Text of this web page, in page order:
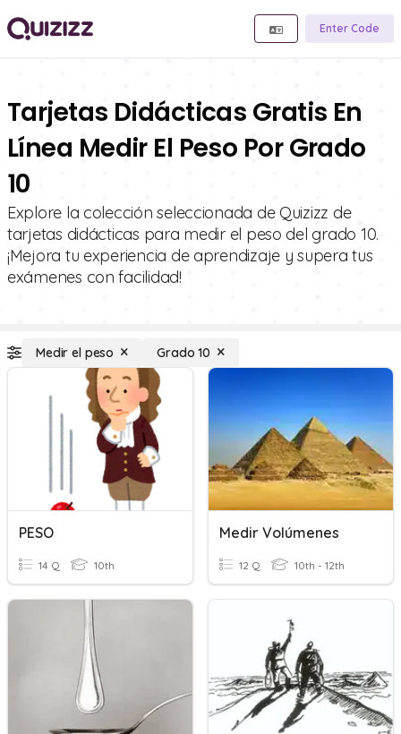
Enter Code
Tarjetas Didácticas Gratis En
Línea Medir El Peso Por Grado
10
Explore la colección seleccionada de Quizizz de
tarjetas didácticas para medir el peso del grado 10.
¡Mejora tu experiencia de aprendizaje y supera tus
exámenes con facilidad!
Medir el peso Grado 10
PESO
14 Q 10th
Medir Volúmenes
12 Q 10th - 12th